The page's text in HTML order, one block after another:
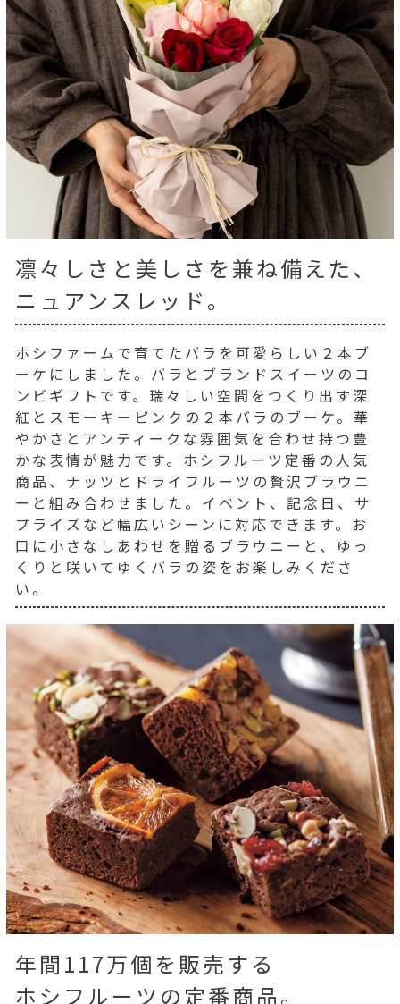
凛々しさと美しさを兼ね備えた、
ニュアンスレッド。
ホシファームで育てたバラを可愛らしい２本ブ
ーケにしました。バラとブランドスイーツのコ
ンビギフトです。瑞々しい空間をつくり出す深
紅とスモーキーピンクの２本バラのブーケ。華
やかさとアンティークな雰囲気を合わせ持つ豊
かな表情が魅力です。ホシフルーツ定番の人気
商品、ナッツとドライフルーツの贅沢ブラウニ
ーと組み合わせました。イベント、記念日、サ
プライズなど幅広いシーンに対応できます。お
口に小さなしあわせを贈るブラウニーと、ゆっ
くりと咲いてゆくバラの姿をお楽しみくださ
い。
年間117万個を販売する
ホシフルーツの定番商品。